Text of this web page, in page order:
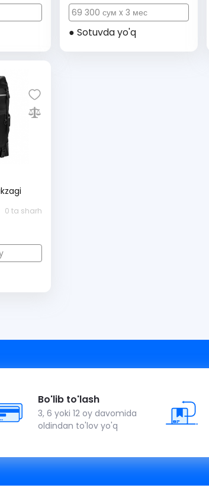
69 300 сум x 3 мес
● Sotuvda yo'q
0 ta sharh
Bo'lib to'lash
3, 6 yoki 12 oy davomida
oldindan to'lov yo'q